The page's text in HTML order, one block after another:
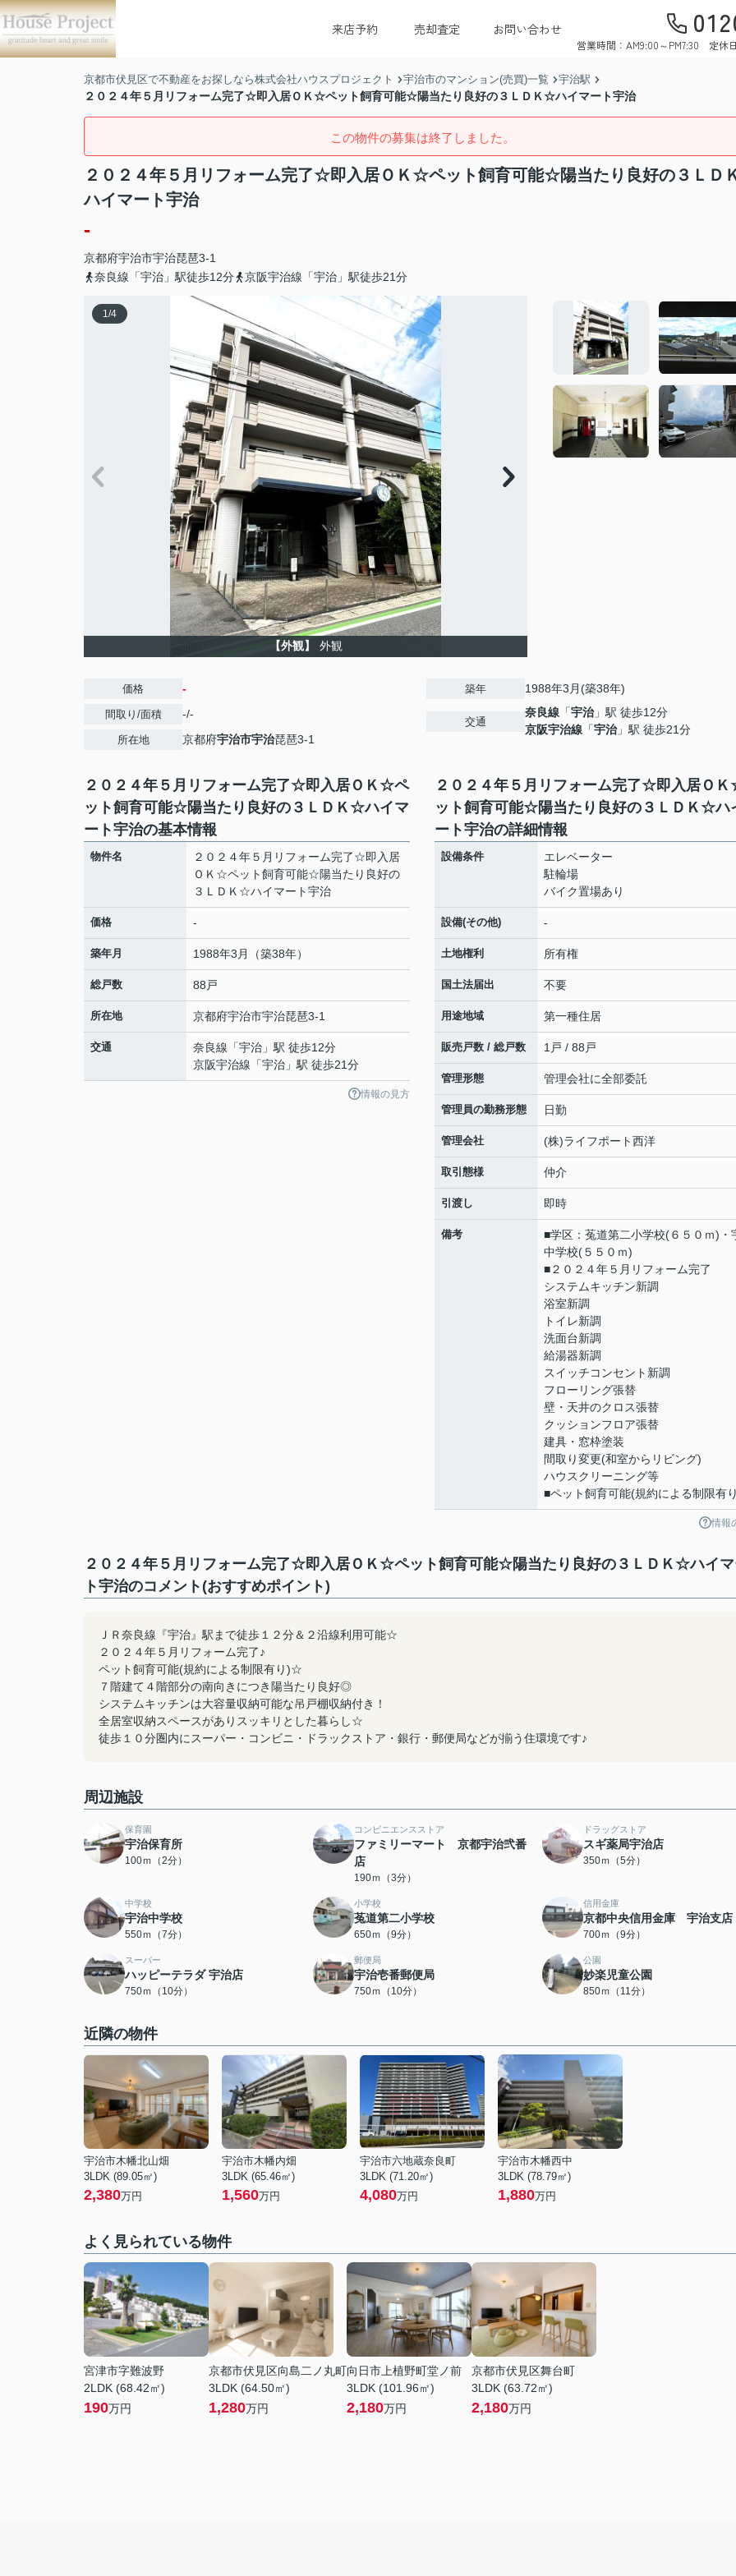
来店予約 売却査定 お問い合わせ
営業時間：AM9:00～PM7:30 定休
京都市伏見区で不動産をお探しなら株式会社ハウスプロジェクト 宇治市のマンション(売買)一覧 宇治駅
２０２４年５月リフォーム完了☆即入居ＯＫ☆ペット飼育可能☆陽当たり良好の３ＬＤＫ☆ハイマート宇治
この物件の募集は終了しました。
２０２４年５月リフォーム完了☆即入居ＯＫ☆ペット飼育可能☆陽当たり良好の３ＬＤ
ハイマート宇治
-
京都府宇治市宇治琵琶3-1
奈良線「宇治」駅徒歩12分
京阪宇治線「宇治」駅徒歩21分
1/4
【外観】 外観
価格 -
間取り/面積 -/-
所在地 京都府宇治市宇治琵琶3-1
築年 1988年3月(築38年)
交通
奈良線 「宇治」駅 徒歩12分
京阪宇治線 「宇治」駅 徒歩21分
２０２４年５月リフォーム完了☆即入居ＯＫ☆ペ
ット飼育可能☆陽当たり良好の３ＬＤＫ☆ハイマ
ート宇治の基本情報
物件名
２０２４年５月リフォーム完了☆即入居
ＯＫ☆ペット飼育可能☆陽当たり良好の
３ＬＤＫ☆ハイマート宇治
価格 -
築年月 1988年3月（築38年）
総戸数 88戸
所在地 京都府宇治市宇治琵琶3-1
交通 奈良線 「宇治 」駅 徒歩12分
京阪宇治線 「宇治 」駅 徒歩21分
情報の見方
２０２４年５月リフォーム完了☆即入居Ｏ
ット飼育可能☆陽当たり良好の３ＬＤＫ☆ハ
ート宇治の詳細情報
設備条件
エレベーター
駐輪場
バイク置場あり
設備(その他) -
土地権利 所有権
国土法届出 不要
用途地域 第一種住居
販売戸数 / 総戸数 1戸 / 88戸
管理形態 管理会社に全部委託
管理員の勤務形態 日勤
管理会社 (株)ライフポート西洋
取引態様 仲介
引渡し 即時
備考
■学区：菟道第二小学校(６５０ｍ)・
中学校(５５０ｍ)
■２０２４年５月リフォーム完了
システムキッチン新調
浴室新調
トイレ新調
洗面台新調
給湯器新調
スイッチコンセント新調
フローリング張替
壁・天井のクロス張替
クッションフロア張替
建具・窓枠塗装
間取り変更(和室からリビング)
ハウスクリーニング等
■ペット飼育可能(規約による制限有
情報
２０２４年５月リフォーム完了☆即入居ＯＫ☆ペット飼育可能☆陽当たり良好の３ＬＤＫ☆ハイ
ト宇治のコメント(おすすめポイント)
ＪＲ奈良線『宇治』駅まで徒歩１２分＆２沿線利用可能☆
２０２４年５月リフォーム完了♪
ペット飼育可能(規約による制限有り)☆
７階建て４階部分の南向きにつき陽当たり良好◎
システムキッチンは大容量収納可能な吊戸棚収納付き！
全居室収納スペースがありスッキリとした暮らし☆
徒歩１０分圏内にスーパー・コンビニ・ドラックストア・銀行・郵便局などが揃う住環境です♪
周辺施設
保育園
宇治保育所
100ｍ（2分）
コンビニエンスストア
ファミリーマート 京都宇治弐番
店
190ｍ（3分）
ドラッグストア
スギ薬局宇治店
350ｍ（5分）
中学校
宇治中学校
550ｍ（7分）
小学校
菟道第二小学校
650ｍ（9分）
信用金庫
京都中央信用金庫 宇治支店
700ｍ（9分）
スーパー
ハッピーテラダ 宇治店
750ｍ（10分）
郵便局
宇治壱番郵便局
750ｍ（10分）
公園
妙楽児童公園
850ｍ（11分）
近隣の物件
宇治市木幡北山畑
3LDK (89.05㎡)
2,380万円
宇治市木幡内畑
3LDK (65.46㎡)
1,560万円
宇治市六地蔵奈良町
3LDK (71.20㎡)
4,080万円
宇治市木幡西中
3LDK (78.79㎡)
1,880万円
よく見られている物件
宮津市字難波野
2LDK (68.42㎡)
190万円
京都市伏見区向島二ノ丸町
3LDK (64.50㎡)
1,280万円
向日市上植野町堂ノ前
3LDK (101.96㎡)
2,180万円
京都市伏見区舞台町
3LDK (63.72㎡)
2,180万円